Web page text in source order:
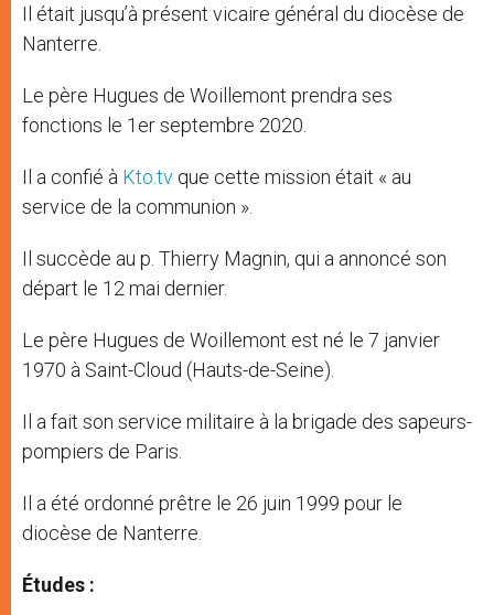
Il était jusqu’à présent vicaire général du diocèse de
Nanterre.
Le père Hugues de Woillemont prendra ses
fonctions le 1er septembre 2020.
Il a confié à Kto.tv que cette mission était « au
service de la communion ».
Il succède au p. Thierry Magnin, qui a annoncé son
départ le 12 mai dernier.
Le père Hugues de Woillemont est né le 7 janvier
1970 à Saint-Cloud (Hauts-de-Seine).
Il a fait son service militaire à la brigade des sapeurs-
pompiers de Paris.
Il a été ordonné prêtre le 26 juin 1999 pour le
diocèse de Nanterre.
Études :